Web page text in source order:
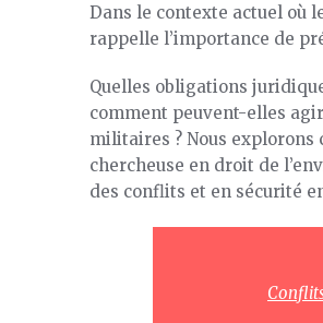
Dans le contexte actuel où
rappelle l’importance de
Quelles obligations
comment peuvent-elles
militaires ? Nous explorons
chercheuse en droit de
des conflits et en sécurité